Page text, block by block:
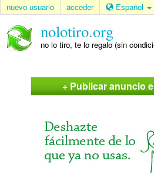
nuevo usuario acceder Español
nolotiro.org
no lo tiro, te lo regalo (sin
+ Publicar anuncio